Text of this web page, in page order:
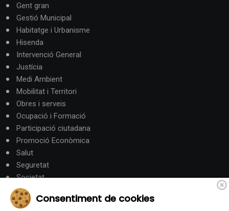
Gent gran
Gestió Municipal
Habitatge i Urbanisme
Hisenda
Intervenció General
Justícia
Medi Ambient
Mobilitat i Territori
Obres i serveis
Ocupació i Formació
Participació ciutadana
Promoció Econòmica
Salut
Seguretat
Societat
Turisme
Consentiment de cookies